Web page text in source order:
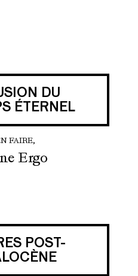
DU
ÉTERNEL
FAIRE,
Ergo
POST-